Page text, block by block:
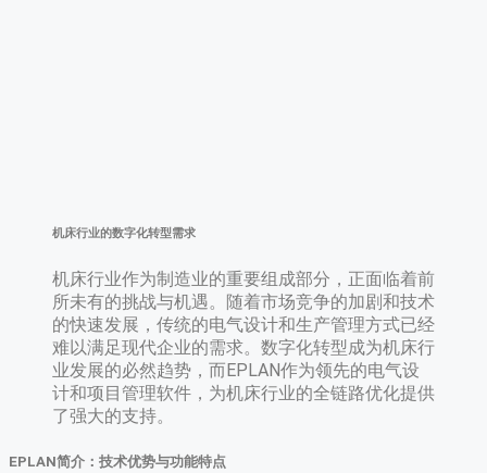
机床行业的数字化转型需求
机床行业作为制造业的重要组成部分，正面临着前
所未有的挑战与机遇。随着市场竞争的加剧和技术
的快速发展，传统的电气设计和生产管理方式已经
难以满足现代企业的需求。数字化转型成为机床行
业发展的必然趋势，而EPLAN作为领先的电气设
计和项目管理软件，为机床行业的全链路优化提供
了强大的支持。
EPLAN简介：技术优势与功能特点